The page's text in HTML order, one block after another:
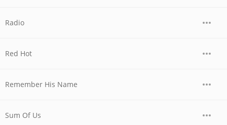
Radio
Red Hot
Remember His Name
Sum Of Us